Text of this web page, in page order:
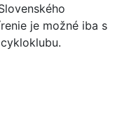
je možné iba s